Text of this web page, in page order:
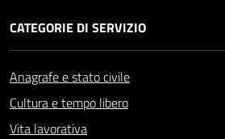
CATEGORIE DI SERVIZIO
Anagrafe e stato civile
Cultura e tempo libero
Vita lavorativa